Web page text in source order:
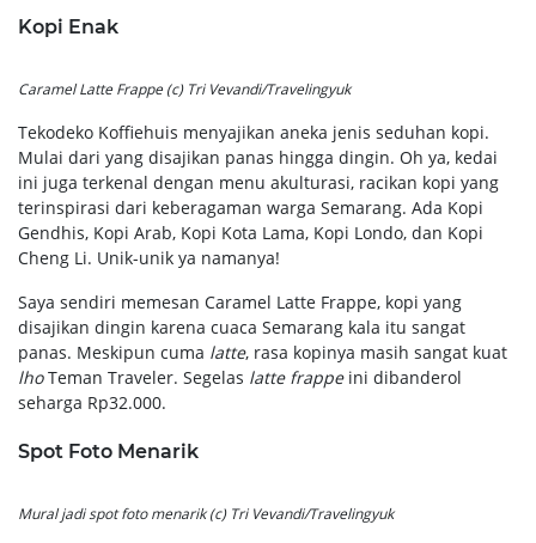
Kopi Enak
Caramel Latte Frappe (c) Tri Vevandi/Travelingyuk
Tekodeko Koffiehuis menyajikan aneka jenis seduhan kopi.
Mulai dari yang disajikan panas hingga dingin. Oh ya, kedai
ini juga terkenal dengan menu akulturasi, racikan kopi yang
terinspirasi dari keberagaman warga Semarang. Ada Kopi
Gendhis, Kopi Arab, Kopi Kota Lama, Kopi Londo, dan Kopi
Cheng Li. Unik-unik ya namanya!
Saya sendiri memesan Caramel Latte Frappe, kopi yang
disajikan dingin karena cuaca Semarang kala itu sangat
panas. Meskipun cuma latte, rasa kopinya masih sangat kuat
lhoTeman Traveler. Segelas latte frappeini dibanderol
seharga Rp32.000.
Spot Foto Menarik
Mural jadispotfoto menarik (c) Tri Vevandi/Travelingyuk